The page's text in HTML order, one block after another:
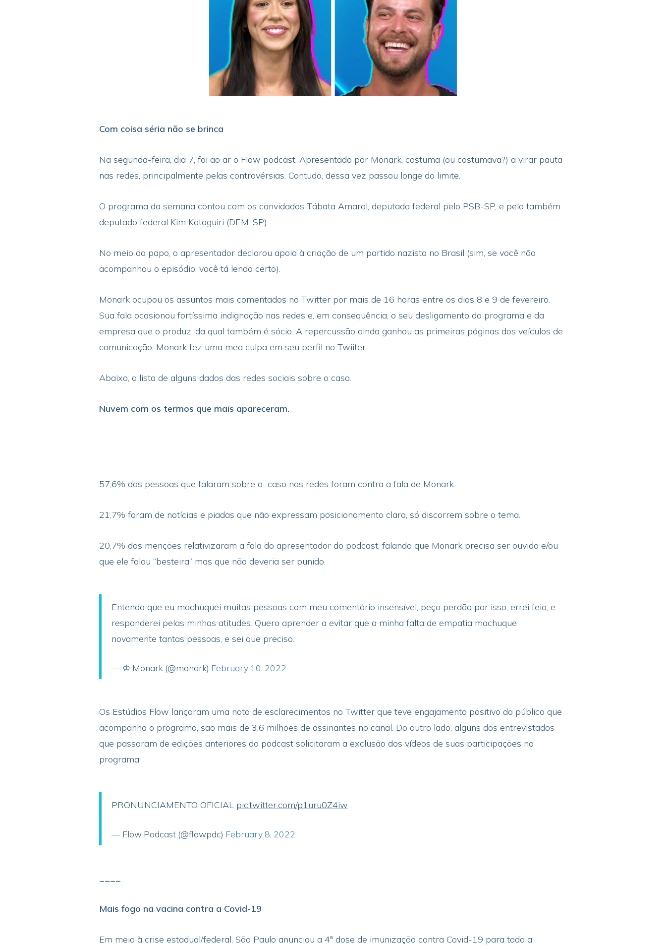
Com coisa séria não se brinca
Na segunda-feira, dia 7, foi ao ar o Flow podcast. Apresentado por Monark, costuma (ou costumava?) a virar pauta
nas redes, principalmente pelas controvérsias. Contudo, dessa vez passou longe do limite.
O programa da semana contou com os convidados Tábata Amaral, deputada federal pelo PSB-SP, e pelo também
deputado federal Kim Kataguiri (DEM-SP).
No meio do papo, o apresentador declarou apoio à criação de um partido nazista no Brasil (sim, se você não
acompanhou o episódio, você tá lendo certo).
Monark ocupou os assuntos mais comentados no Twitter por mais de 16 horas entre os dias 8 e 9 de fevereiro.
Sua fala ocasionou fortíssima indignação nas redes e, em consequência, o seu desligamento do programa e da
empresa que o produz, da qual também é sócio. A repercussão ainda ganhou as primeiras páginas dos veículos de
comunicação. Monark fez uma mea culpa em seu perfil no Twiiter.
Abaixo, a lista de alguns dados das redes sociais sobre o caso.
Nuvem com os termos que mais apareceram.
57,6% das pessoas que falaram sobre o caso nas redes foram contra a fala de Monark.
21,7% foram de notícias e piadas que não expressam posicionamento claro, só discorrem sobre o tema.
20,7% das menções relativizaram a fala do apresentador do podcast, falando que Monark precisa ser ouvido e/ou
que ele falou “besteira” mas que não deveria ser punido.
Entendo que eu machuquei muitas pessoas com meu comentário insensível, peço perdão por isso, errei feio, e
responderei pelas minhas atitudes. Quero aprender a evitar que a minha falta de empatia machuque
novamente tantas pessoas, e sei que preciso.
— ♔ Monark (@monark) February 10, 2022
Os Estúdios Flow lançaram uma nota de esclarecimentos no Twitter que teve engajamento positivo do público que
acompanha o programa, são mais de 3,6 milhões de assinantes no canal. Do outro lado, alguns dos entrevistados
que passaram de edições anteriores do podcast solicitaram a exclusão dos vídeos de suas participações no
programa.
PRONUNCIAMENTO OFICIAL pic.twitter.com/p1uru0Z4iw
— Flow Podcast (@flowpdc) February 8, 2022
Mais fogo na vacina contra a Covid-19
Em meio à crise estadual/federal, São Paulo anunciou a 4ª dose de imunização contra Covid-19 para toda a